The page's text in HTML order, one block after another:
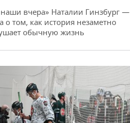
наши вчера» Наталии Гинзбург —
о том, как история незаметно
обычную жизнь